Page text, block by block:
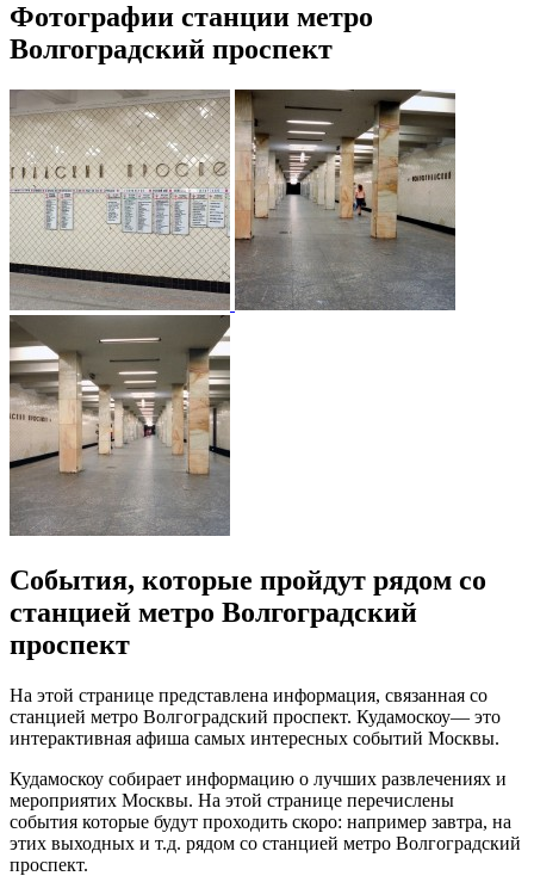
Фотографии станции метро
Волгоградский проспект
События, которые пройдут рядом со
станцией метро Волгоградский
проспект
На этой странице представлена информация, связанная со
станцией метро Волгоградский проспект. Кудамоскоу— это
интерактивная афиша самых интересных событий Москвы.
Кудамоскоу собирает информацию о лучших развлечениях и
мероприятих Москвы. На этой странице перечислены
события которые будут проходить скоро: например завтра, на
этих выходных и т.д. рядом со станцией метро Волгоградский
проспект.